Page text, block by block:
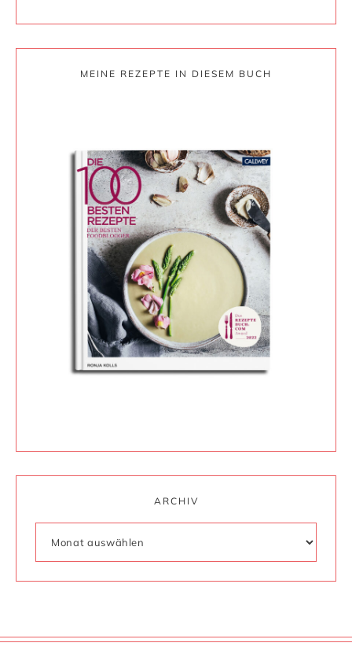
MEINE REZEPTE IN DIESEM BUCH
ARCHIV